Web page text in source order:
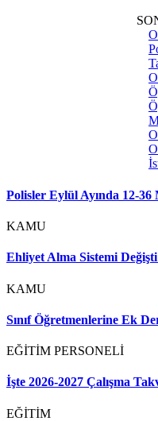
Polisler Eylül Ayında 12-36
KAMU
Ehliyet Alma Sistemi
KAMU
Sınıf Öğretmenlerine Ek
EĞİTİM PERSONELİ
İşte 2026-2027 Çalışma
EĞİTİM